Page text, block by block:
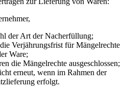
der Art der Nacherfüllung;
Verjährungsfrist für Mängelrechte
Ware;
die Mängelrechte ausgeschlossen;
erneut, wenn im Rahmen der
erfolgt.